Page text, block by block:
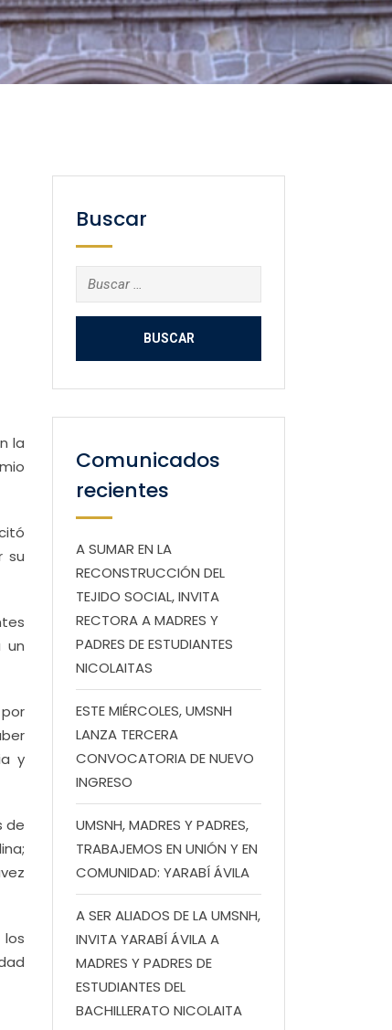
la
su
un
y
de
Buscar
Buscar:
Comunicados
recientes
A SUMAR EN LA
RECONSTRUCCIÓN DEL
TEJIDO SOCIAL, INVITA
RECTORA A MADRES Y
PADRES DE ESTUDIANTES
NICOLAITAS
ESTE MIÉRCOLES, UMSNH
LANZA TERCERA
CONVOCATORIA DE NUEVO
INGRESO
UMSNH, MADRES Y PADRES,
TRABAJEMOS EN UNIÓN Y EN
COMUNIDAD: YARABÍ ÁVILA
A SER ALIADOS DE LA UMSNH,
INVITA YARABÍ ÁVILA A
MADRES Y PADRES DE
ESTUDIANTES DEL
BACHILLERATO NICOLAITA